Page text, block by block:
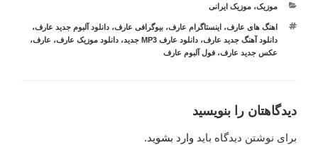
دسته‌ها
موزیک،موزیک ایرانی
برچسب‌ها
اهنگ های عارف، اینستاگرام عارف،بیوگرافی عارف،دانلود آلبوم جدید عارف،
دانلود آهنگ جدید عارف،دانلود عارف MP3 جدید ،دانلود موزیک عارف، عارف،
عکس جدید عارف،فول آلبوم عارف
دیدگاهتان را بنویسید
برای نوشتن دیدگاه باید وارد بشوید.